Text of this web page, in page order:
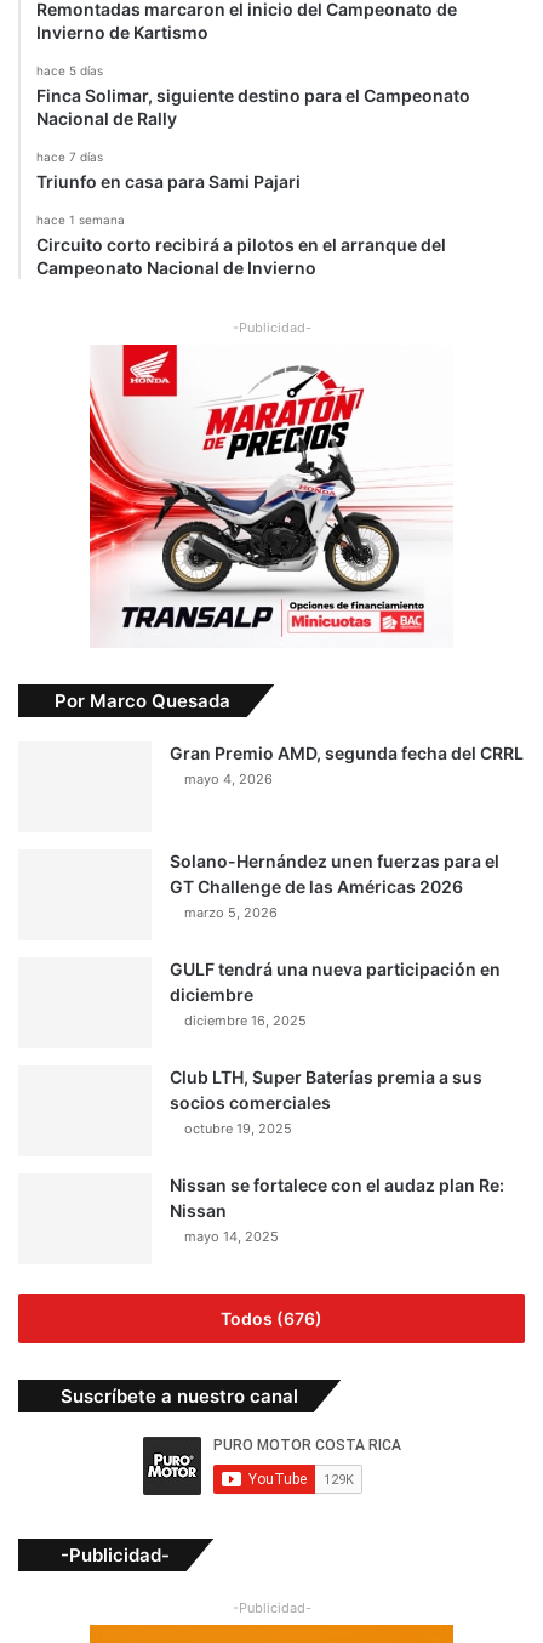
Remontadas marcaron el inicio del Campeonato de
Invierno de Kartismo
hace 5 días
Finca Solimar, siguiente destino para el Campeonato
Nacional de Rally
hace 7 días
Triunfo en casa para Sami Pajari
hace 1 semana
Circuito corto recibirá a pilotos en el arranque del
Campeonato Nacional de Invierno
-Publicidad-
Por Marco Quesada
Gran Premio AMD, segunda fecha del CRRL
mayo 4, 2026
Solano-Hernández unen fuerzas para el
GT Challenge de las Américas 2026
marzo 5, 2026
GULF tendrá una nueva participación en
diciembre
diciembre 16, 2025
Club LTH, Super Baterías premia a sus
socios comerciales
octubre 19, 2025
Nissan se fortalece con el audaz plan Re:
Nissan
mayo 14, 2025
Todos (676)
Suscríbete a nuestro canal
-Publicidad-
-Publicidad-